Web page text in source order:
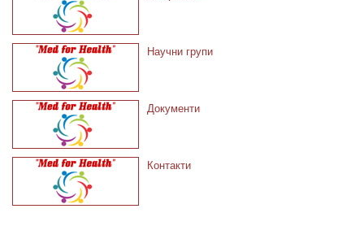
Научни групи
Документи
Контакти